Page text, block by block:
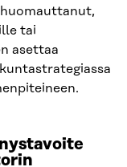
huomauttanut,
tai
asettaa